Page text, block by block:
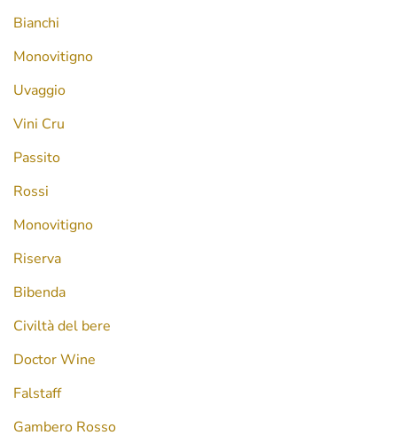
Bianchi
Monovitigno
Uvaggio
Vini Cru
Passito
Rossi
Monovitigno
Riserva
Bibenda
Civiltà del bere
Doctor Wine
Falstaff
Gambero Rosso